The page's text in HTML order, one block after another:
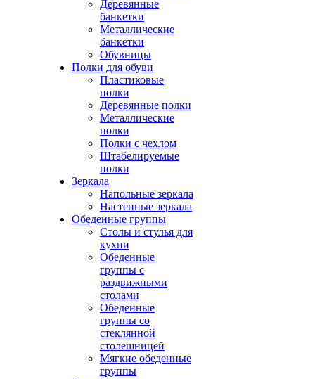
Деревянные
банкетки
Металлические
банкетки
Обувницы
Полки для обуви
Пластиковые
полки
Деревянные полки
Металлические
полки
Полки с чехлом
Штабелируемые
полки
Зеркала
Напольные зеркала
Настенные зеркала
Обеденные группы
Столы и стулья для
кухни
Обеденные
группы с
раздвижными
столами
Обеденные
группы со
стеклянной
столешницей
Мягкие обеденные
группы